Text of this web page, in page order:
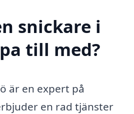
snickare i
till med?
är en expert på
en rad tjänster